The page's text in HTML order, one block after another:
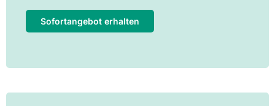
Sofortangebot erhalten